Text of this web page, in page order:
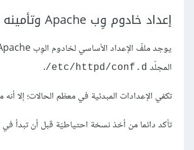
إعداد خادوم وِب Apache وتأمينه
يوجد ملفّ الإعداد الأساسي لخادوم الوِب Apache على المسار
المجلّد etc/httpd/conf.d/
.
تكفي الإعدادات المبدئية في معظم الحالات؛ إلا
تأكد دائما من أخذ نسخة احتياطيّة قبل أن تبدأ في